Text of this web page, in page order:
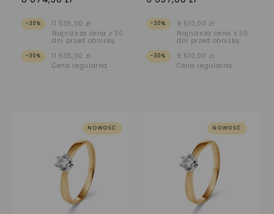
-30%
11 535,00 zł
Najniższa cena z 30
dni przed obniżką
-30%
11 535,00 zł
Cena regularna
-30%
9 510,00 zł
Najniższa cena z 30
dni przed obniżką
-30%
9 510,00 zł
Cena regularna
NOWOŚĆ NOWOŚĆ